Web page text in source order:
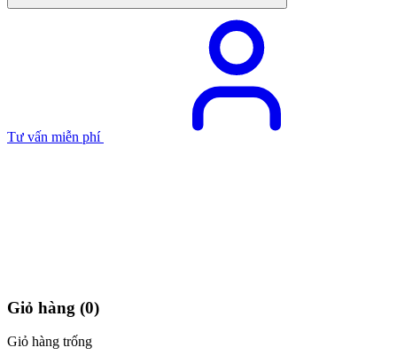
Tư vấn miễn phí
Giỏ hàng (0)
Giỏ hàng trống